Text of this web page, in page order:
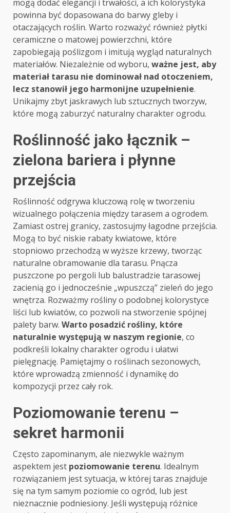
mogą dodać elegancji i trwałości, a ich kolorystyka
powinna być dopasowana do barwy gleby i
otaczających roślin. Warto rozważyć również płytki
ceramiczne o matowej powierzchni, które
zapobiegają poślizgom i imitują wygląd naturalnych
materiałów. Niezależnie od wyboru, ważne jest, aby
materiał tarasu nie dominował nad otoczeniem,
lecz stanowił jego harmonijne uzupełnienie.
Unikajmy zbyt jaskrawych lub sztucznych tworzyw,
które mogą zaburzyć naturalny charakter ogrodu.
Roślinność jako łącznik –
zielona bariera i płynne
przejścia
Roślinność odgrywa kluczową rolę w tworzeniu
wizualnego połączenia między tarasem a ogrodem.
Zamiast ostrej granicy, zastosujmy łagodne przejścia.
Mogą to być niskie rabaty kwiatowe, które
stopniowo przechodzą w wyższe krzewy, tworząc
naturalne obramowanie dla tarasu. Pnącza
puszczone po pergoli lub balustradzie tarasowej
zacienią go i jednocześnie „wpuszczą” zieleń do jego
wnętrza. Rozważmy rośliny o podobnej kolorystyce
liści lub kwiatów, co pozwoli na stworzenie spójnej
palety barw. Warto posadzić rośliny, które
naturalnie występują w naszym regionie, co
podkreśli lokalny charakter ogrodu i ułatwi
pielęgnację. Pamiętajmy o roślinach sezonowych,
które wprowadzą zmienność i dynamikę do
kompozycji przez cały rok.
Poziomowanie terenu –
sekret harmonii
Często zapominanym, ale niezwykle ważnym
aspektem jest poziomowanie terenu. Idealnym
rozwiązaniem jest sytuacja, w której taras znajduje
się na tym samym poziomie co ogród, lub jest
nieznacznie podniesiony. Jeśli występują różnice